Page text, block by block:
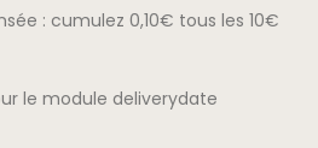
: cumulez 0,10€ tous les 10€
le module deliverydate